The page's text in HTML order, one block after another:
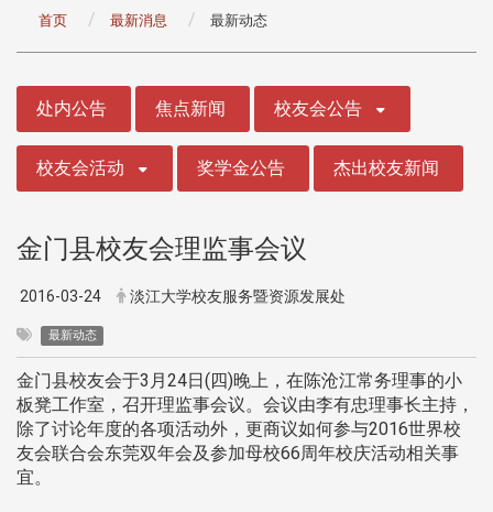
首页 最新消息 最新动态
处内公告 焦点新闻 校友会公告
校友会活动 奖学金公告 杰出校友新闻
金门县校友会理监事会议
2016-03-24 淡江大学校友服务暨资源发展处
最新动态
金门县校友会于3月24日(四)晚上，在陈沧江常务理事的小
板凳工作室，召开理监事会议。会议由李有忠理事长主持，
除了讨论年度的各项活动外，更商议如何参与2016世界校
友会联合会东莞双年会及参加母校66周年校庆活动相关事
宜。